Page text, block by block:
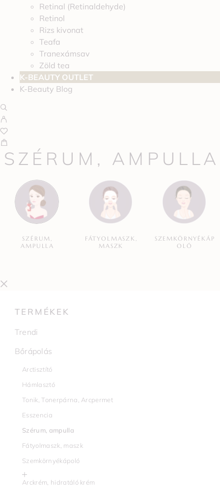
Retinal (Retinaldehyde)
Retinol
Rizs kivonat
Teafa
Tranexámsav
Zöld tea
K-BEAUTY OUTLET
K-Beauty Blog
SZÉRUM, AMPULLA
SZÉRUM,
AMPULLA
FÁTYOLMASZK,
MASZK
SZEMKÖRNYÉKÁP
OLÓ
TERMÉKEK
Trendi
Bőrápolás
Arctisztító
Hámlasztó
Tonik, Tonerpárna, Arcpermet
Esszencia
Szérum, ampulla
Fátyolmaszk, maszk
Szemkörnyékápoló
Arckrém, hidratáló krém